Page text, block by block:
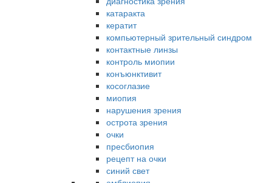
катаракта
кератит
компьютерный зрительный синдром
контактные линзы
контроль миопии
конъюнктивит
косоглазие
миопия
нарушения зрения
острота зрения
очки
пресбиопия
рецепт на очки
синий свет